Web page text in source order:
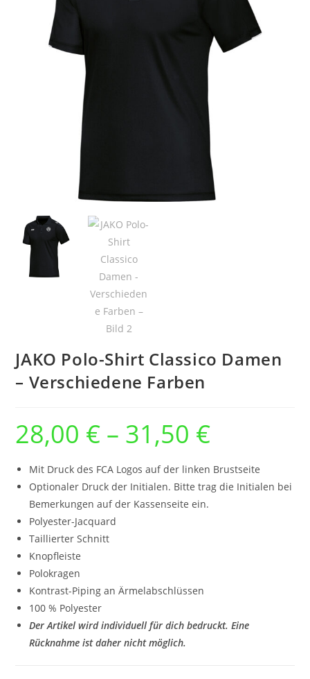
JAKO Polo-Shirt Classico Damen
– Verschiedene Farben
28,00 € – 31,50 €Preisspanne:
Mit Druck des FCA Logos auf der linken Brustseite
Optionaler Druck der Initialen. Bitte trag die Initialen bei
Bemerkungen auf der Kassenseite ein.
Polyester-Jacquard
Taillierter Schnitt
Knopfleiste
Polokragen
Kontrast-Piping an Ärmelabschlüssen
100 % Polyester
Der Artikel wird individuell für dich bedruckt. Eine
Rücknahme ist daher nicht möglich.